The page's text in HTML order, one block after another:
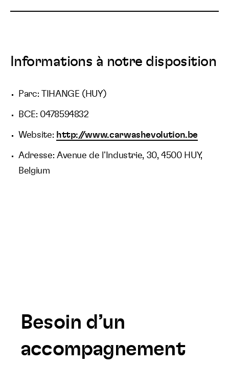
Informations à notre disposition
Parc: TIHANGE (HUY)
BCE: 0478594832
Website: http://www.carwashevolution.be
Adresse: Avenue de l'Industrie, 30, 4500 HUY,
Belgium
Besoin d’un
accompagnement